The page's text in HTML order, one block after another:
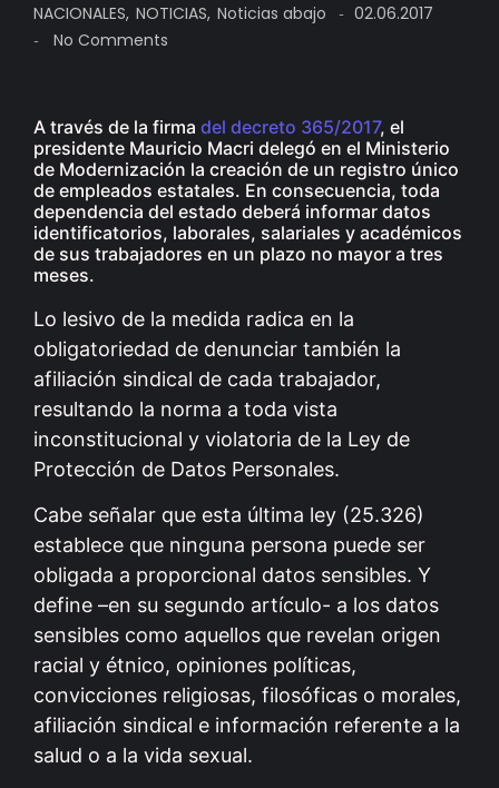
NACIONALES, NOTICIAS, Noticias abajo - 02.06.2017
- No Comments
A través de la firma del decreto 365/2017, el
presidente Mauricio Macri delegó en el Ministerio
de Modernización la creación de un registro único
de empleados estatales. En consecuencia, toda
dependencia del estado deberá informar datos
identificatorios, laborales, salariales y académicos
de sus trabajadores en un plazo no mayor a tres
meses.
Lo lesivo de la medida radica en la
obligatoriedad de denunciar también la
afiliación sindical de cada trabajador,
resultando la norma a toda vista
inconstitucional y violatoria de la Ley de
Protección de Datos Personales.
Cabe señalar que esta última ley (25.326)
establece que ninguna persona puede ser
obligada a proporcional datos sensibles. Y
define –en su segundo artículo- a los datos
sensibles como aquellos que revelan origen
racial y étnico, opiniones políticas,
convicciones religiosas, filosóficas o morales,
afiliación sindical e información referente a la
salud o a la vida sexual.